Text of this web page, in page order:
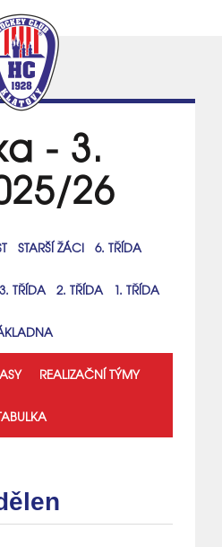
- 3.
26
STARŠÍ ŽÁCI 6. TŘÍDA
3. TŘÍDA 2. TŘÍDA 1. TŘÍDA
REALIZAČNÍ TÝMY